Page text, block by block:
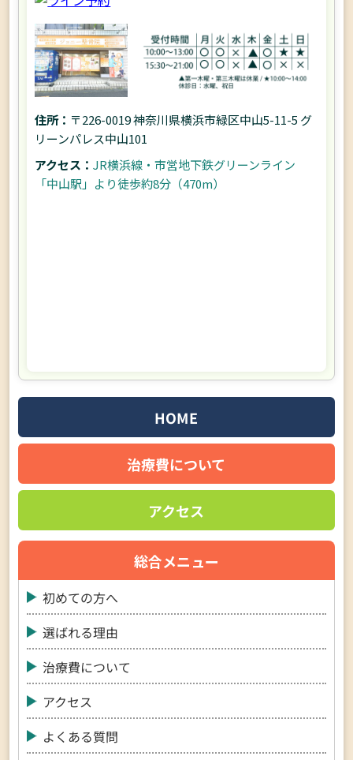
住所： 〒226-0019 神奈川県横浜市緑区中山5-11-5 グ
リーンパレス中山101
アクセス：JR横浜線・市営地下鉄グリーンライン
「中山駅」より徒歩約8分（470m）
HOME
治療費について
アクセス
総合メニュー
初めての方へ
選ばれる理由
治療費について
アクセス
よくある質問